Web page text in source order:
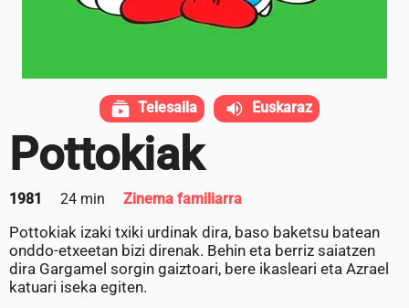
Pottokiak
1981 24 min Zinema familiarra
Pottokiak izaki txiki urdinak dira, baso baketsu batean
onddo-etxeetan bizi direnak. Behin eta berriz saiatzen
dira Gargamel sorgin gaiztoari, bere ikasleari eta Azrael
katuari iseka egiten.
Telesaila Euskaraz